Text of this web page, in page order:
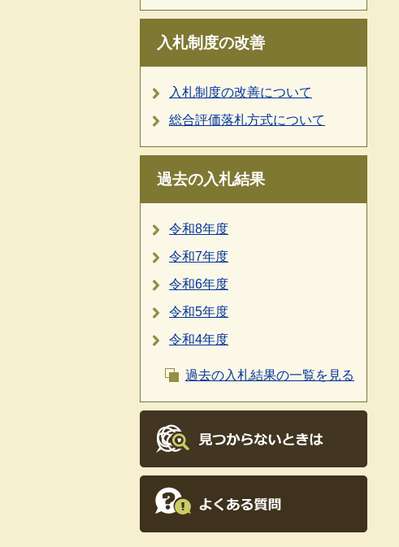
入札制度の改善
入札制度の改善について
総合評価落札方式について
過去の入札結果
令和8年度
令和7年度
令和6年度
令和5年度
令和4年度
過去の入札結果の一覧を見る